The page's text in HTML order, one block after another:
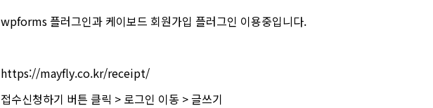
wpforms 플러그인과 케이보드 회원가입 플러그인 이용중입니다.
https://mayfly.co.kr/receipt/
접수신청하기 버튼 클릭 > 로그인 이동 > 글쓰기